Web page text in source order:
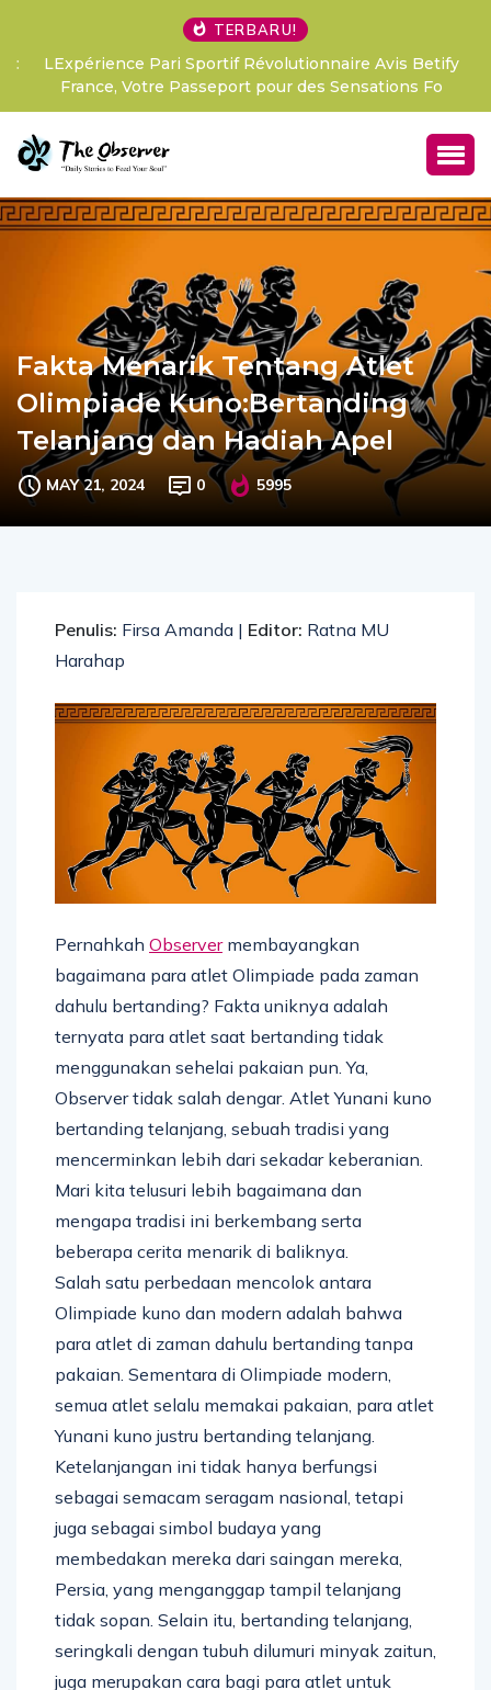
TERBARU!
LExpérience Pari Sportif Révolutionnaire Avis Betify
France, Votre Passeport pour des Sensations Fo
Fakta Menarik Tentang Atlet
Olimpiade Kuno:Bertanding
Telanjang dan Hadiah Apel
MAY 21, 2024 0 5995
Penulis: Firsa Amanda | Editor: Ratna MU
Harahap
Pernahkah Observermembayangkan
bagaimana para atlet Olimpiade pada zaman
dahulu bertanding? Fakta uniknya adalah
ternyata para atlet saat bertanding tidak
menggunakan sehelai pakaian pun. Ya,
Observer tidak salah dengar. Atlet Yunani kuno
bertanding telanjang, sebuah tradisi yang
mencerminkan lebih dari sekadar keberanian.
Mari kita telusuri lebih bagaimana dan
mengapa tradisi ini berkembang serta
beberapa cerita menarik di baliknya.
Salah satu perbedaan mencolok antara
Olimpiade kuno dan modern adalah bahwa
para atlet di zaman dahulu bertanding tanpa
pakaian. Sementara di Olimpiade modern,
semua atlet selalu memakai pakaian, para atlet
Yunani kuno justru bertanding telanjang.
Ketelanjangan ini tidak hanya berfungsi
sebagai semacam seragam nasional, tetapi
juga sebagai simbol budaya yang
membedakan mereka dari saingan mereka,
Persia, yang menganggap tampil telanjang
tidak sopan. Selain itu, bertanding telanjang,
seringkali dengan tubuh dilumuri minyak zaitun,
juga merupakan cara bagi para atlet untuk